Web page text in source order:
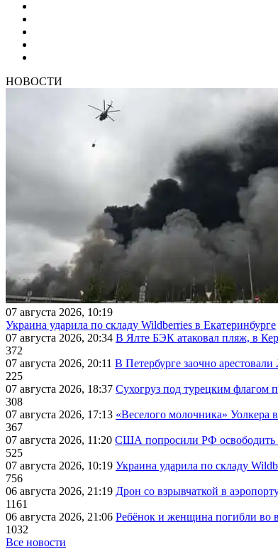
НОВОСТИ
07 августа 2026, 10:19
Украина ударила по складу Wildberries в Екатеринбурге
07 августа 2026, 20:34 В Ялте БЭК атаковал пляж, в
372
07 августа 2026, 20:11 В Петербурге заочно
225
07 августа 2026, 18:37 Сухогруз под турецким флагом
308
07 августа 2026, 17:13 «Веселого молочника» Уолкера
367
07 августа 2026, 11:20 США попросили РФ освободить
525
07 августа 2026, 10:19 Украина ударила по складу
756
06 августа 2026, 21:19 Дрон со взрывчаткой в
1161
06 августа 2026, 21:06 Ребёнок и женщина погибли во
1032
Все новости